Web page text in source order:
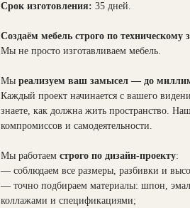
Срок изготовления: 35 дней.
Создаём мебель строго по техническому
Мы не просто изготавливаем мебель.
Мы реализуем ваш замысел — до
Каждый проект начинается с вашего
знаете, как должна жить пространство.
компромиссов и самодеятельности.
Мы работаем строго по дизайн-проекту:
— соблюдаем все размеры, разбивки и
— точно подбираем материалы: шпон,
коллажами и спецификациями;